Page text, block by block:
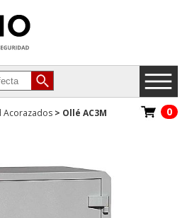
Acorazados > Ollé AC3M 0